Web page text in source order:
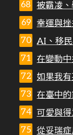
被霸凌
幸運與
AI、移
在變動
如果我
在臺中
可愛與
從妥瑞